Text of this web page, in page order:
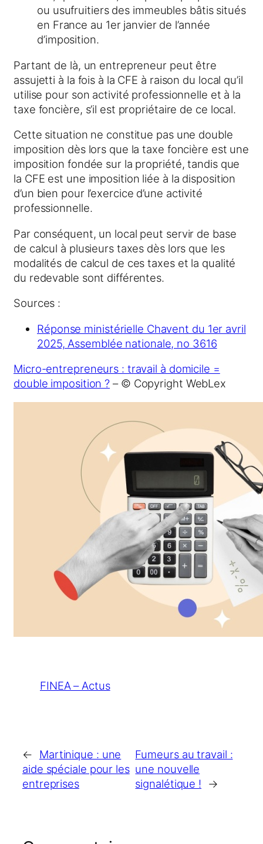
ou usufruitiers des immeubles bâtis situés
en France au 1er janvier de l’année
d’imposition.
Partant de là, un entrepreneur peut être
assujetti à la fois à la CFE à raison du local qu’il
utilise pour son activité professionnelle et à la
taxe foncière, s’il est propriétaire de ce local.
Cette situation ne constitue pas une double
imposition dès lors que la taxe foncière est une
imposition fondée sur la propriété, tandis que
la CFE est une imposition liée à la disposition
d’un bien pour l’exercice d’une activité
professionnelle.
Par conséquent, un local peut servir de base
de calcul à plusieurs taxes dès lors que les
modalités de calcul de ces taxes et la qualité
du redevable sont différentes.
Sources :
Réponse ministérielle Chavent du 1er avril
2025, Assemblée nationale, no 3616
Micro-entrepreneurs : travail à domicile =
double imposition ? – © Copyright WebLex
FINEA – Actus
←
Martinique : une
aide spéciale pour les
entreprises
Fumeurs au travail :
une nouvelle
signalétique !
→